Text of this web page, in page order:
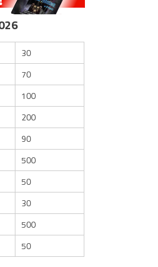
30
70
100
200
90
500
50
30
500
50